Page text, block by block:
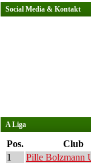
Social Media & Kontakt
A Liga
Pos. Club
1
Pille Bolzmann